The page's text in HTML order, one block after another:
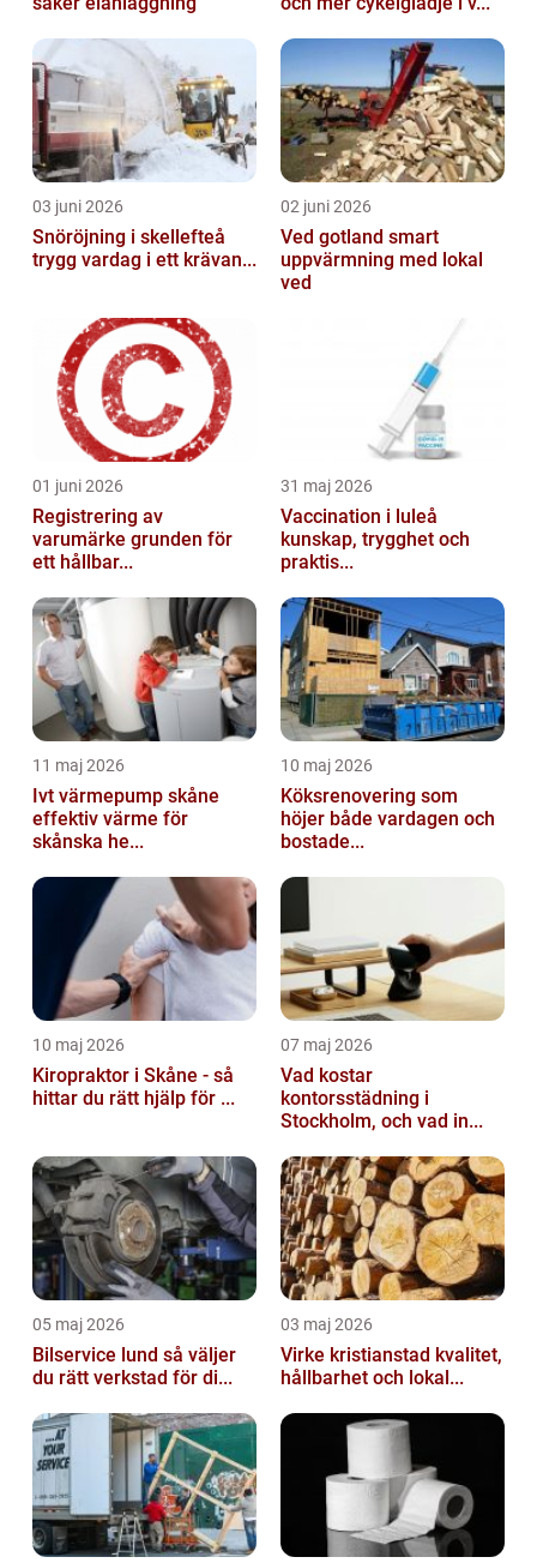
03 juni 2026
Snöröjning i skellefteå
trygg vardag i ett krävan...
02 juni 2026
Ved gotland smart
uppvärmning med lokal
ved
01 juni 2026
Registrering av
varumärke grunden för
ett hållbar...
31 maj 2026
Vaccination i luleå
kunskap, trygghet och
praktis...
11 maj 2026
Ivt värmepump skåne
effektiv värme för
skånska he...
10 maj 2026
Köksrenovering som
höjer både vardagen och
bostade...
10 maj 2026
Kiropraktor i Skåne - så
hittar du rätt hjälp för ...
07 maj 2026
Vad kostar
kontorsstädning i
Stockholm, och vad in...
05 maj 2026
Bilservice lund så väljer
du rätt verkstad för di...
03 maj 2026
Virke kristianstad kvalitet,
hållbarhet och lokal...